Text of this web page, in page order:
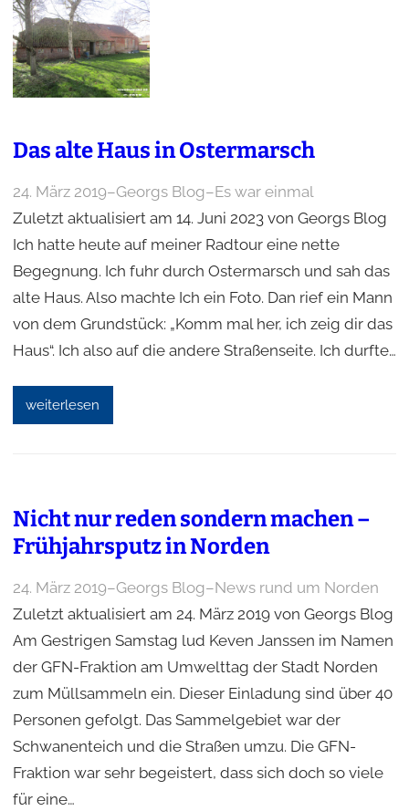
Das alte Haus in Ostermarsch
24. März 2019–Georgs Blog–Es war einmal
Zuletzt aktualisiert am 14. Juni 2023 von Georgs Blog
Ich hatte heute auf meiner Radtour eine nette
Begegnung. Ich fuhr durch Ostermarsch und sah das
alte Haus. Also machte Ich ein Foto. Dan rief ein Mann
von dem Grundstück: „Komm mal her, ich zeig dir das
Haus“. Ich also auf die andere Straßenseite. Ich durfte…
weiterlesen
Nicht nur reden sondern machen –
Frühjahrsputz in Norden
24. März 2019–Georgs Blog–News rund um Norden
Zuletzt aktualisiert am 24. März 2019 von Georgs Blog
Am Gestrigen Samstag lud Keven Janssen im Namen
der GFN-Fraktion am Umwelttag der Stadt Norden
zum Müllsammeln ein. Dieser Einladung sind über 40
Personen gefolgt. Das Sammelgebiet war der
Schwanenteich und die Straßen umzu. Die GFN-
Fraktion war sehr begeistert, dass sich doch so viele
für eine…